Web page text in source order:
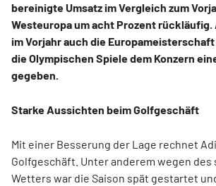
bereinigte Umsatz im Vergleich zum
Westeuropa um acht Prozent
im Vorjahr auch die Europameisterschaft
die Olympischen Spiele dem Konzern
gegeben.
Starke Aussichten beim Golfgeschäft
Mit einer Besserung der Lage rechnet
Golfgeschäft. Unter anderem wegen des
Wetters war die Saison spät gestartet